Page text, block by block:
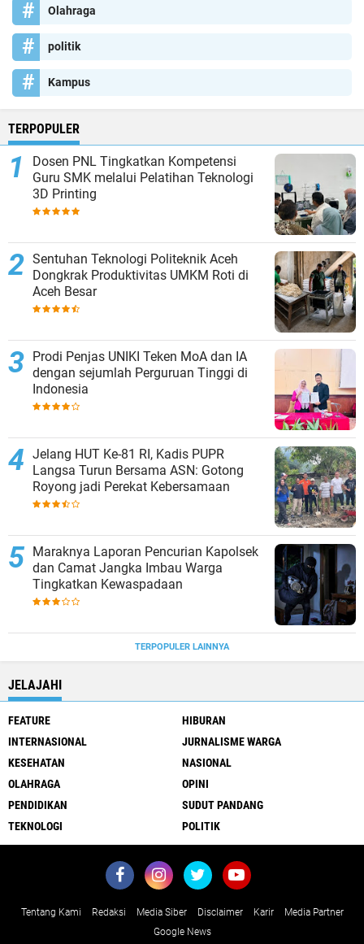
Olahraga
politik
Kampus
TERPOPULER
Dosen PNL Tingkatkan Kompetensi
Guru SMK melalui Pelatihan Teknologi
3D Printing
Sentuhan Teknologi Politeknik Aceh
Dongkrak Produktivitas UMKM Roti di
Aceh Besar
Prodi Penjas UNIKI Teken MoA dan IA
dengan sejumlah Perguruan Tinggi di
Indonesia
Jelang HUT Ke-81 RI, Kadis PUPR
Langsa Turun Bersama ASN: Gotong
Royong jadi Perekat Kebersamaan
Maraknya Laporan Pencurian Kapolsek
dan Camat Jangka Imbau Warga
Tingkatkan Kewaspadaan
TERPOPULER LAINNYA
JELAJAHI
FEATURE
HIBURAN
INTERNASIONAL
JURNALISME WARGA
KESEHATAN
NASIONAL
OLAHRAGA
OPINI
PENDIDIKAN
SUDUT PANDANG
TEKNOLOGI
POLITIK
Tentang Kami Redaksi Media Siber Disclaimer Karir
Media Partner
Google News